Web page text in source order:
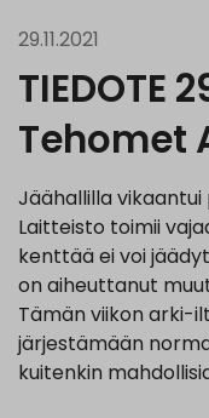
29.11.2021
TIEDOTE
Tehomet
Jäähallilla
Laitteisto toimii
kenttää ei voi
on aiheuttanut
Tämän viikon arki-
järjestämään
kuitenkin